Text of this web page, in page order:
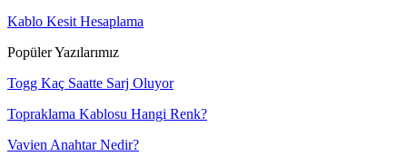
Kablo Kesit Hesaplama
Popüler Yazılarımız
Togg Kaç Saatte Sarj Oluyor
Topraklama Kablosu Hangi Renk?
Vavien Anahtar Nedir?